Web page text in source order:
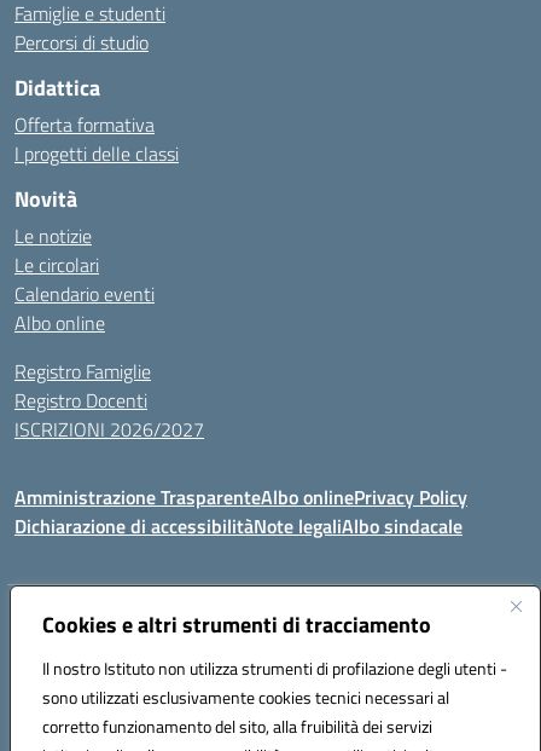
Cookies e altri strumenti di tracciamento
Il nostro Istituto non utilizza strumenti di profilazione degli utenti -
sono utilizzati esclusivamente cookies tecnici necessari al
corretto funzionamento del sito, alla fruibilità dei servizi
Famiglie e studenti
Percorsi di studio
Didattica
Offerta formativa
I progetti delle classi
Novità
Le notizie
Le circolari
Calendario eventi
Albo online
Registro Famiglie
Registro Docenti
ISCRIZIONI 2026/2027
Amministrazione TrasparenteAlbo onlinePrivacy Policy
Dichiarazione di accessibilitàNote legaliAlbo sindacale
Indirizzo:VIA S.VITTORIA, 11, 65024 MANOPPELLO (PE)
Posta elettronica certificata (PEC):peic81700n@pec.istruzione.it
Codice fiscale: 91100540680
Codice meccanografico: PEIC81700N